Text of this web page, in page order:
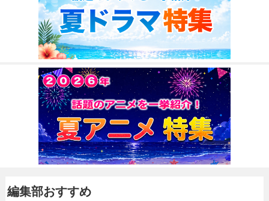
編集部おすすめ